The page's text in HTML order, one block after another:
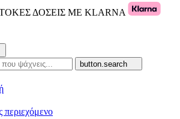
ΔΟΣΕΙΣ ΜΕ KLARNA
button.search